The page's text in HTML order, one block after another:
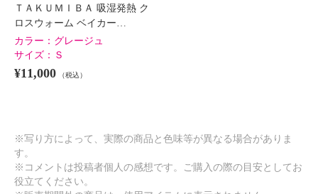
ＴＡＫＵＭＩＢＡ 吸湿発熱 ク
ロスウォーム ベイカー…
カラー： グレージュ
サイズ： Ｓ
¥11,000 （税込）
※写り方によって、実際の商品と色味等が異なる場合がありま
す。
※コメントは投稿者個人の感想です。ご購入の際の目安としてお
役立てください。